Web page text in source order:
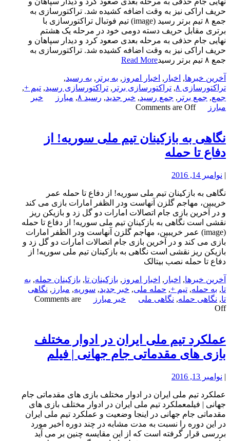
حریف اراکی نیز به وقت اضافه کشیده شد. تراکتورسازی به
جمع ۸ تیم برتر رسید (image) تیم فوتبال تراکتورسازی با
برتری مقابل حریف دسته دومی خود در مرحله یک هشتم
نهایی جام حذفی به مرحله بعدی صعود کرد و دیدار سپاهان و
حریف اراکی نیز به وقت اضافه کشیده شد. تراکتورسازی به
جمع ۸ تیم برتر رسید
Read More
آخرین خبرها,اخبار, اخبار امروز, به برتر, به رسید,
تراکتورسازی ۸ ,تراکتورسازی برتر, تراکتورسازی رسید,تیم +,
جمع,جمع برتر, جمع رسید,خبر جدید,رسید ۸ ,مبارز
خبر
مبارز
Comments are Off
نگاهی به بازکینان تیم ملی سوریه! از
دفاع تا حمله
نوامبر 14, 2016
نگاهی به بازکینان تیم ملی سوریه! از دفاع تا حمله عمر
خریبین، مهاجم گلزن آنهاست ودر الظفر امارات بازی می کند
و در آخرین بازی جام اتصالات امارات دو گل زد و بازیکن ریز
نقشی است نگاهی به بازکینان تیم ملی سوریه! از دفاع تا حمله
(image) عمر خریبین، مهاجم گلزن آنهاست ودر الظفر امارات
بازی می کند و در آخرین بازی جام اتصالات امارات دو گل زد و
بازیکن ریز نقشی است نگاهی به بازکینان تیم ملی سوریه! از
دفاع تا حمله نصب بیتالک
آخرین خبرها,اخبار, اخبار امروز, بازکینان تا,بازکینان حمله,به
تا,به حمله,تیم +,حمله ملی ,خبر جدید,سوریه,مبارز , نگاهی
تا,نگاهی حمله,نگاهی ملی خبر مبارز
Comments are
Off
عملکرد تیم ملی ایران در ادوار مختلف
بازی های مقدماتی جام جهانی | فیلم
نوامبر 13, 2016
عملکرد تیم ملی ایران در ادوار مختلف بازی های مقدماتی جام
جهانی | فیلمعملکرد تیم ملی ایران در ادوار مختلف بازی های
مقدماتی جام جهانی در اینجا وضعیت و عملکرد تیم ملی ایران
در این دوره را نسبت به مدت مشابه در چند دوره اخیر مورد
بررسی قرار گرفته است که از این مقایسه چنین بر می آید